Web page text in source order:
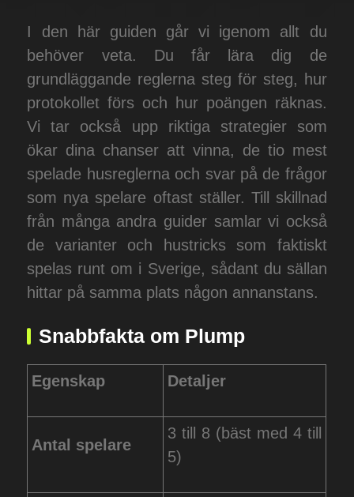
I den här guiden går vi igenom allt du
behöver veta. Du får lära dig de
grundläggande reglerna steg för steg, hur
protokollet förs och hur poängen räknas.
Vi tar också upp riktiga strategier som
ökar dina chanser att vinna, de tio mest
spelade husreglerna och svar på de frågor
som nya spelare oftast ställer. Till skillnad
från många andra guider samlar vi också
de varianter och hustricks som faktiskt
spelas runt om i Sverige, sådant du sällan
hittar på samma plats någon annanstans.
Snabbfakta om Plump
Egenskap Detaljer
Antal spelare
3 till 8 (bäst med 4 till
5)